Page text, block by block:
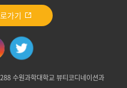
수원과학대학교 뷰티코디네이션과
가기